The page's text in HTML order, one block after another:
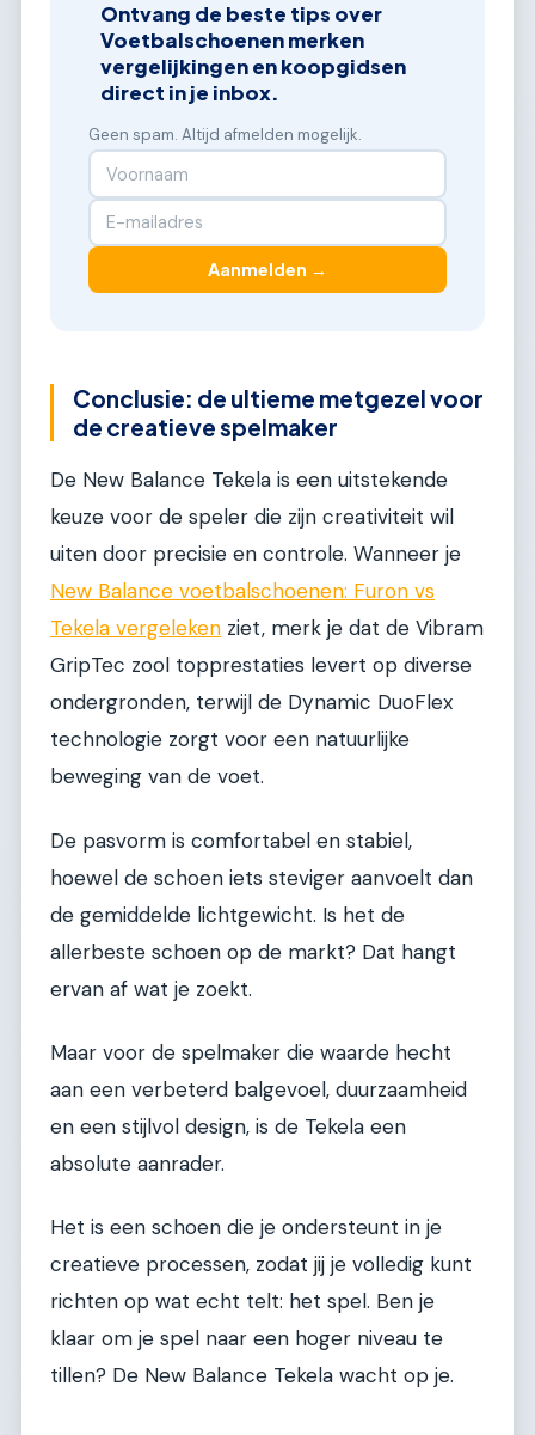
Ontvang de beste tips over
Voetbalschoenen merken
vergelijkingen en koopgidsen
direct in je inbox.
Geen spam. Altijd afmelden mogelijk.
Aanmelden →
Conclusie: de ultieme metgezel voor
de creatieve spelmaker
De New Balance Tekela is een uitstekende
keuze voor de speler die zijn creativiteit wil
uiten door precisie en controle. Wanneer je
New Balance voetbalschoenen: Furon vs
Tekela vergeleken ziet, merk je dat de Vibram
GripTec zool topprestaties levert op diverse
ondergronden, terwijl de Dynamic DuoFlex
technologie zorgt voor een natuurlijke
beweging van de voet.
De pasvorm is comfortabel en stabiel,
hoewel de schoen iets steviger aanvoelt dan
de gemiddelde lichtgewicht. Is het de
allerbeste schoen op de markt? Dat hangt
ervan af wat je zoekt.
Maar voor de spelmaker die waarde hecht
aan een verbeterd balgevoel, duurzaamheid
en een stijlvol design, is de Tekela een
absolute aanrader.
Het is een schoen die je ondersteunt in je
creatieve processen, zodat jij je volledig kunt
richten op wat echt telt: het spel. Ben je
klaar om je spel naar een hoger niveau te
tillen? De New Balance Tekela wacht op je.